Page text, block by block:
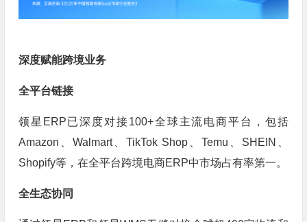
深度赋能跨境业务
全平台链接
领星ERP已深度对接100+全球主流电商平台，包括
Amazon、Walmart、TikTok Shop、Temu、SHEIN、
Shopify等，在全平台跨境电商ERP中市场占有率第一。
全生态协同